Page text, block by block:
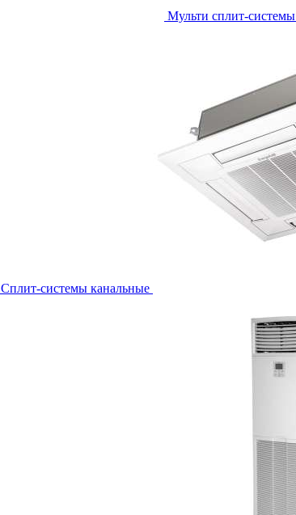
Мульти сплит-системы
Сплит-системы канальные